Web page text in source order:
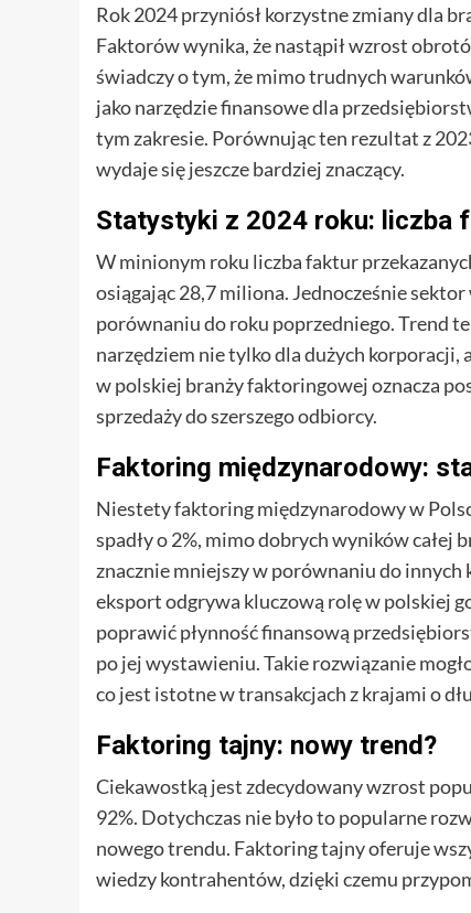
Rok 2024 przyniósł korzystne zmiany dla
Faktorów wynika, że nastąpił wzrost
świadczy o tym, że mimo trudnych
jako narzędzie finansowe dla
tym zakresie. Porównując ten rezultat z
wydaje się jeszcze bardziej znaczący.
Statystyki z 2024 roku: liczba
W minionym roku liczba faktur
osiągając 28,7 miliona. Jednocześnie
porównaniu do roku poprzedniego. Trend
narzędziem nie tylko dla dużych korporacji,
w polskiej branży faktoringowej oznacza
sprzedaży do szerszego odbiorcy.
Faktoring międzynarodowy:
Niestety faktoring międzynarodowy w
spadły o 2%, mimo dobrych wyników
znacznie mniejszy w porównaniu do
eksport odgrywa kluczową rolę w polskiej
poprawić płynność finansową
po jej wystawieniu. Takie rozwiązanie
co jest istotne w transakcjach z krajami o
Faktoring tajny: nowy trend?
Ciekawostką jest zdecydowany wzrost
92%. Dotychczas nie było to popularne
nowego trendu. Faktoring tajny oferuje
wiedzy kontrahentów, dzięki czemu